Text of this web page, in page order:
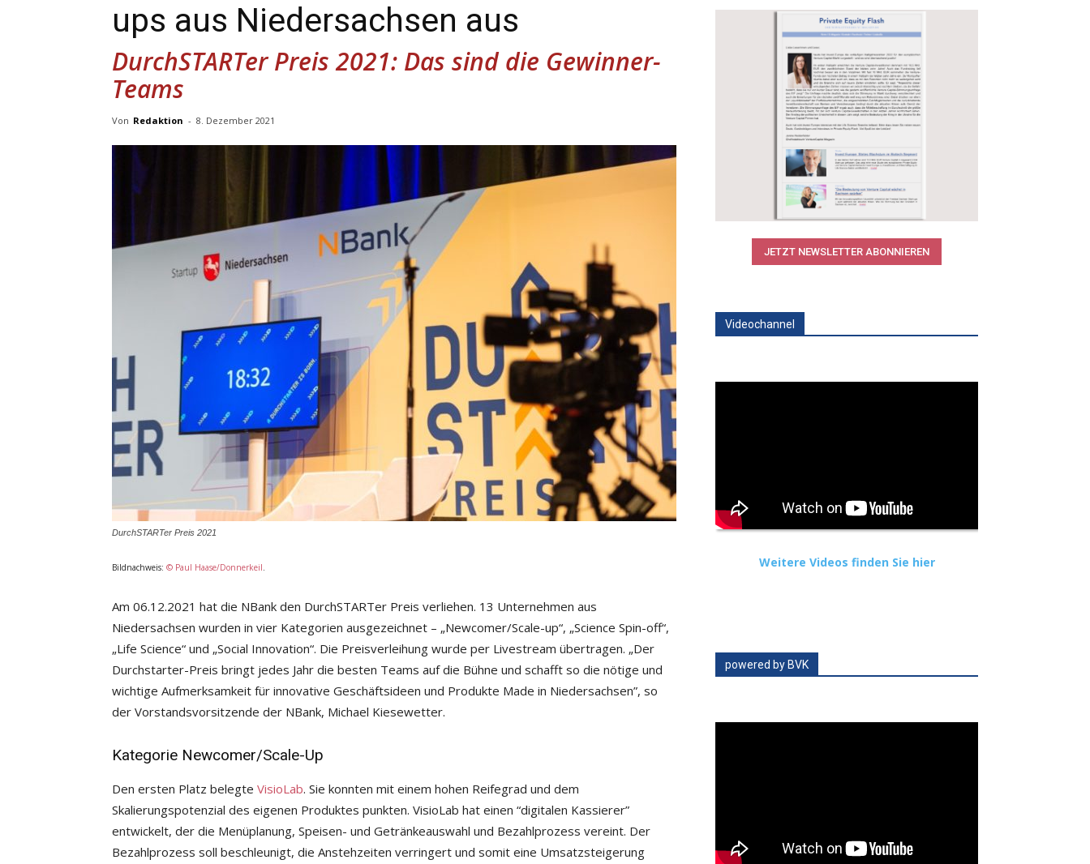
ups aus Niedersachsen aus
DurchSTARTer Preis 2021: Das sind die Gewinner-
Teams
Von Redaktion - 8. Dezember 2021
DurchSTARTer Preis 2021
Bildnachweis: © Paul Haase/Donnerkeil.
Am 06.12.2021 hat die NBank den DurchSTARTer Preis verliehen. 13 Unternehmen aus
Niedersachsen wurden in vier Kategorien ausgezeichnet – „Newcomer/Scale-up“, „Science Spin-off“,
„Life Science“ und „Social Innovation“. Die Preisverleihung wurde per Livestream übertragen. „Der
Durchstarter-Preis bringt jedes Jahr die besten Teams auf die Bühne und schafft so die nötige und
wichtige Aufmerksamkeit für innovative Geschäftsideen und Produkte Made in Niedersachsen”, so
der Vorstandsvorsitzende der NBank, Michael Kiesewetter.
Kategorie Newcomer/Scale-Up
Den ersten Platz belegte VisioLab. Sie konnten mit einem hohen Reifegrad und dem
Skalierungspotenzial des eigenen Produktes punkten. VisioLab hat einen “digitalen Kassierer”
entwickelt, der die Menüplanung, Speisen- und Getränkeauswahl und Bezahlprozess vereint. Der
Bezahlprozess soll beschleunigt, die Anstehzeiten verringert und somit eine Umsatzsteigerung
JETZT NEWSLETTER ABONNIEREN
Videochannel
Weitere Videos finden Sie hier
powered by BVK